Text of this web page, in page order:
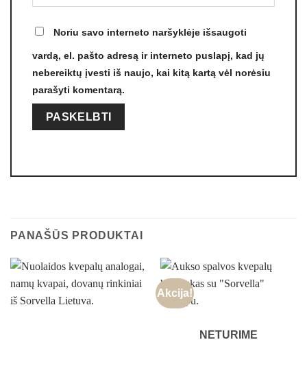
Noriu savo interneto naršyklėje išsaugoti
vardą, el. pašto adresą ir interneto puslapį, kad jų
nebereiktų įvesti iš naujo, kai kitą kartą vėl norėsiu
parašyti komentarą.
PANAŠŪS PRODUKTAI
Akcija!
NETURIME